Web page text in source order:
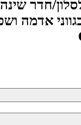
חדר
אדמה